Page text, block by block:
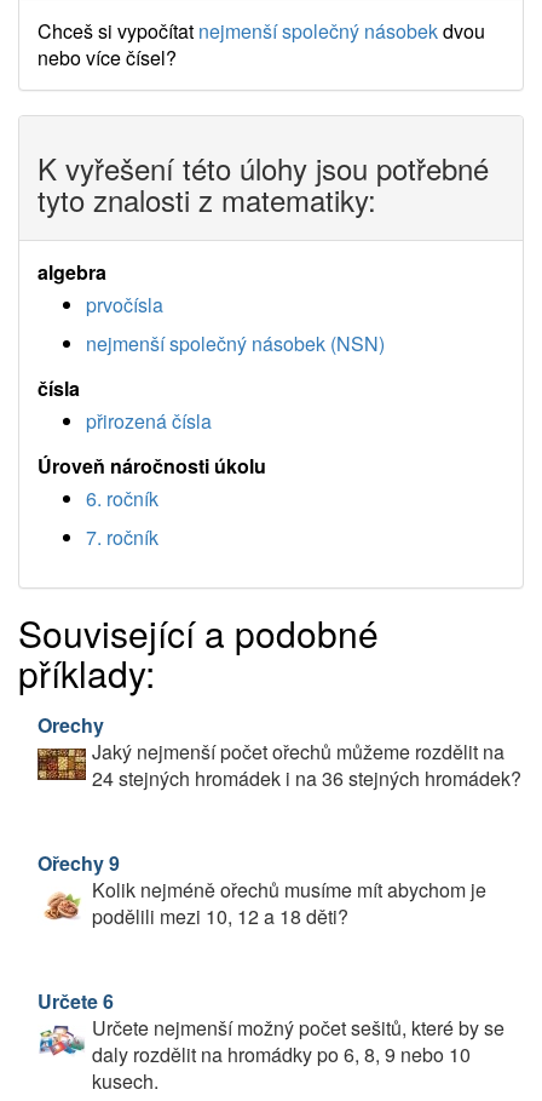
Chceš si vypočítat nejmenší společný násobekdvou
nebo více čísel?
K vyřešení této úlohy jsou potřebné
tyto znalosti z matematiky:
algebra
prvočísla
nejmenší společný násobek (NSN)
čísla
přirozená čísla
Úroveň náročnosti úkolu
6. ročník
7. ročník
Související a podobné
příklady:
Orechy
Jaký nejmenší počet ořechů můžeme rozdělit na
24 stejných hromádek i na 36 stejných hromádek?
Ořechy 9
Kolik nejméně ořechů musíme mít abychom je
podělili mezi 10, 12 a 18 děti?
Určete 6
Určete nejmenší možný počet sešitů, které by se
daly rozdělit na hromádky po 6, 8, 9 nebo 10
kusech.